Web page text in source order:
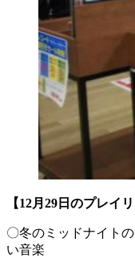
【12月29日のプレイリ
〇冬のミッドナイト
い音楽